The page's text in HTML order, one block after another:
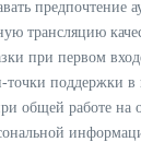
предпочтение
трансляцию
при первом
поддержки в
общей работе на